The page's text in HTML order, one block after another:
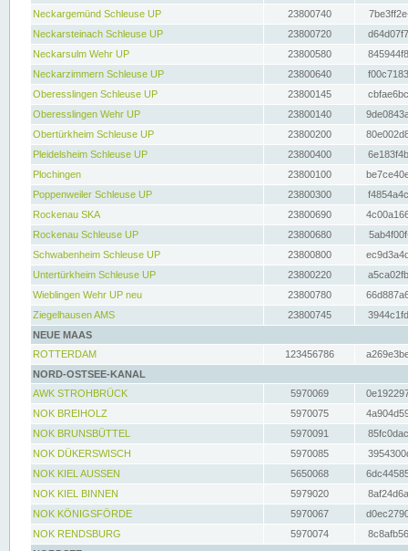
Neckargemünd Schleuse UP
23800740
Neckarsteinach Schleuse UP
23800720
Neckarsulm Wehr UP
23800580
Neckarzimmern Schleuse UP
23800640
Oberesslingen Schleuse UP
23800145
Oberesslingen Wehr UP
23800140
Obertürkheim Schleuse UP
23800200
Pleidelsheim Schleuse UP
23800400
Plochingen
23800100
Poppenweiler Schleuse UP
23800300
Rockenau SKA
23800690
Rockenau Schleuse UP
23800680
Schwabenheim Schleuse UP
23800800
Untertürkheim Schleuse UP
23800220
Wieblingen Wehr UP neu
23800780
Ziegelhausen AMS
23800745
NEUE MAAS
ROTTERDAM
123456786
NORD-OSTSEE-KANAL
AWK STROHBRÜCK
5970069
NOK BREIHOLZ
5970075
NOK BRUNSBÜTTEL
5970091
NOK DÜKERSWISCH
5970085
NOK KIEL AUSSEN
5650068
NOK KIEL BINNEN
5979020
NOK KÖNIGSFÖRDE
5970067
NOK RENDSBURG
5970074